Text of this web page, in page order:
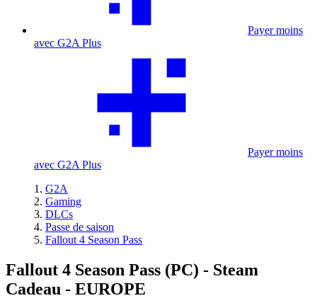
Payer moins
avec G2A Plus
Payer moins
avec G2A Plus
G2A
Gaming
DLCs
Passe de saison
Fallout 4 Season Pass
Fallout 4 Season Pass (PC) - Steam
Cadeau - EUROPE